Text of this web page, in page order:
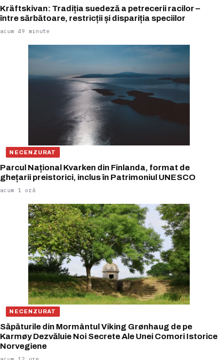
Kräftskivan: Tradiția suedeză a petrecerii racilor –
între sărbătoare, restricții și dispariția speciilor
acum 49 minute
NECENZURAT
Parcul Național Kvarken din Finlanda, format de
ghețarii preistorici, inclus în Patrimoniul UNESCO
acum 1 oră
NECENZURAT
Săpăturile din Mormântul Viking Grønhaug de pe
Karmøy Dezvăluie Noi Secrete Ale Unei Comori Istorice
Norvegiene